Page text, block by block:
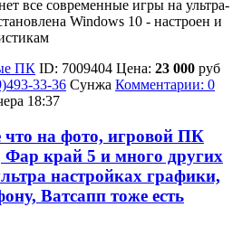
все современные игры на ультра-
Windows 10 - настроен и
ПК ID: 7009404 Цена: 23 000 руб
33-36 Сунжа Комментарии: 0
18:37
что на фото, игровой ПК
край 5 и много других
настройках графики,
Ватсапп тоже есть